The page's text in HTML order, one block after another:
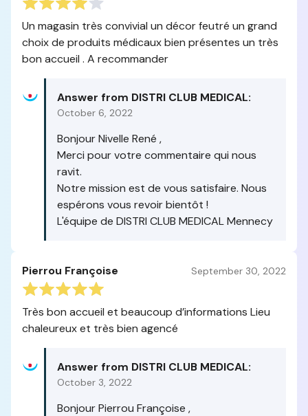
Un magasin très convivial un décor feutré un grand
choix de produits médicaux bien présentes un très
bon accueil . A recommander
Answer from DISTRI CLUB MEDICAL:
October 6, 2022
Bonjour Nivelle René ,
Merci pour votre commentaire qui nous
ravit.
Notre mission est de vous satisfaire. Nous
espérons vous revoir bientôt !
L'équipe de DISTRI CLUB MEDICAL Mennecy
Pierrou Françoise September 30, 2022
Très bon accueil et beaucoup d’informations Lieu
chaleureux et très bien agencé
Answer from DISTRI CLUB MEDICAL:
October 3, 2022
Bonjour Pierrou Françoise ,